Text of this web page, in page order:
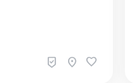
beenhere location_on favorite